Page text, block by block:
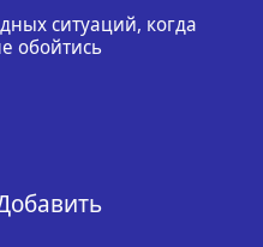
ситуаций, когда
обойтись